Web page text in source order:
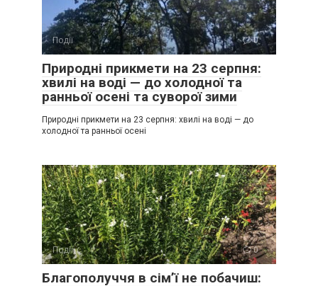
Події 0
Природні прикмети на 23 серпня:
хвилі на воді — до холодної та
ранньої осені та суворої зими
Природні прикмети на 23 серпня: хвилі на воді — до
холодної та ранньої осені
Події 0
Благополуччя в сім’ї не побачиш: